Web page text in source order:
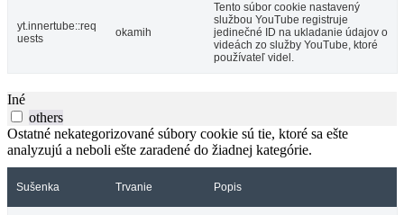
yt.innertube::req
uests
okamih
Tento súbor cookie nastavený
službou YouTube registruje
jedinečné ID na ukladanie údajov o
videách zo služby YouTube, ktoré
používateľ videl.
Iné
others
Ostatné nekategorizované súbory cookie sú tie, ktoré sa ešte
analyzujú a neboli ešte zaradené do žiadnej kategórie.
Sušenka Trvanie Popis